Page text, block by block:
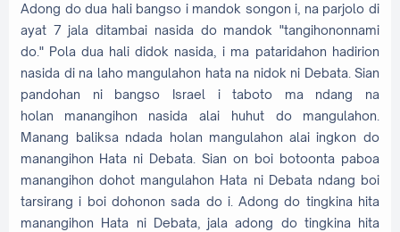
Adong do dua hali bangso i mandok songon i, na parjolo di
ayat 7 jala ditambai nasida do mandok "tangihononnami
do." Pola dua hali didok nasida, i ma pataridahon hadirion
nasida di na laho mangulahon hata na nidok ni Debata. Sian
pandohan ni bangso Israel i taboto ma ndang na
holan manangihon nasida alai huhut do mangulahon.
Manang baliksa ndada holan mangulahon alai ingkon do
manangihon Hata ni Debata. Sian on boi botoonta paboa
manangihon dohot mangulahon Hata ni Debata ndang boi
tarsirang i boi dohonon sada do i. Adong do tingkina hita
manangihon Hata ni Debata, jala adong do tingkina hita